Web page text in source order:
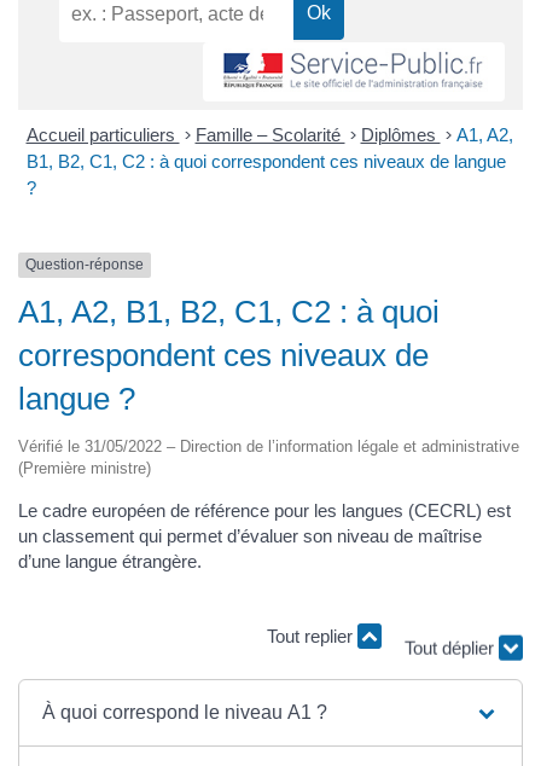
Accueil particuliers > Famille – Scolarité > Diplômes > A1, A2,
B1, B2, C1, C2 : à quoi correspondent ces niveaux de langue
?
Question-réponse
A1, A2, B1, B2, C1, C2 : à quoi
correspondent ces niveaux de
langue ?
Vérifié le 31/05/2022 – Direction de l’information légale et administrative
(Première ministre)
Le cadre européen de référence pour les langues (CECRL) est
un classement qui permet d’évaluer son niveau de maîtrise
d’une langue étrangère.
Tout replier
Tout déplier
À quoi correspond le niveau A1 ?